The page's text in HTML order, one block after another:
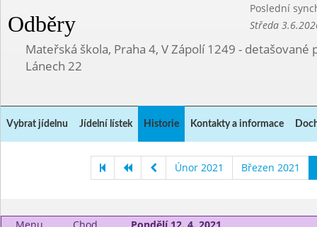
Odběry
Poslední
Středa
Mateřská škola, Praha 4, V Zápolí 1249 - detašované
Lánech 22
Vybrat jídelnu Jídelní lístek Historie Kontakty a informace
Únor 2021 Březen 2021